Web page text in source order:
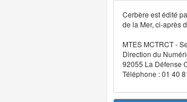
Cerbère est édité
de la Mer, ci-après
MTES MCTRCT -
Direction du
92055 La Défense
Téléphone : 01 40